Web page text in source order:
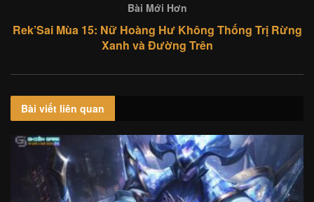
Bài Mới Hơn
Rek’Sai Mùa 15: Nữ Hoàng Hư Không Thống Trị Rừng
Xanh và Đường Trên
Bài viết liên quan